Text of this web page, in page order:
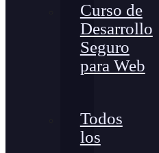
Curso de
Desarrollo
Seguro
para Web
Todos
los